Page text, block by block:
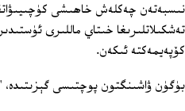
نىسبەتەن چەكلەش خاھىشى
تەشكىلاتلىرىغا خىتاي ماللىرى
كۆپەيمەكتە ئىكەن.
بۈگۈن ۋاشىنگتون پوچتىسى گېزىتىدە،